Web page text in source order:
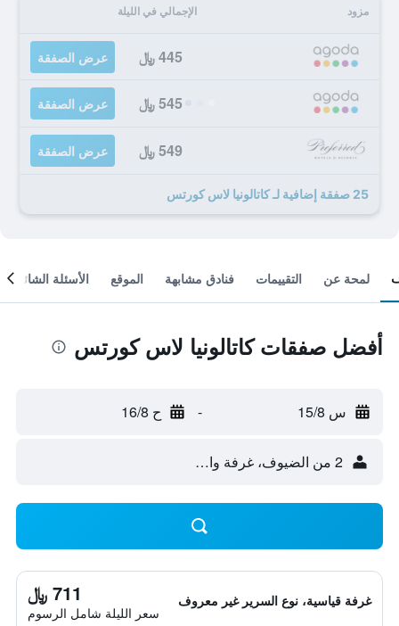
مزود الإجمالي في الليلة
445 ﷼ عرض الصفقة
545 ﷼ عرض الصفقة
549 ﷼ عرض الصفقة
25 صفقة إضافية لـ كاتالونيا لاس كورتس
لمحة عن التقييمات فنادق مشابهة الموقع الأسئلة الشائعة
أفضل صفقات كاتالونيا لاس كورتس
س 15/8 - ح 16/8
2 من الضيوف، غرفة واحدة
غرفة قياسية، نوع السرير غير معروف 711 ﷼
سعر الليلة شامل الرسوم